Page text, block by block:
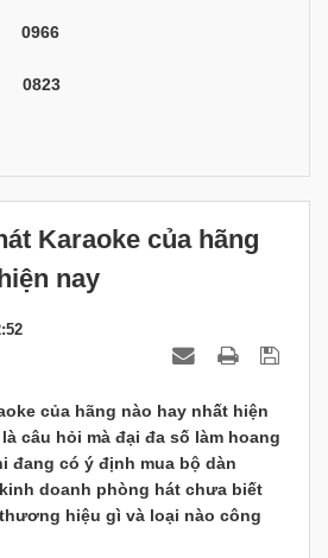
Karaoke của hãng
nay
của hãng nào hay nhất hiện
câu hỏi mà đại đa số làm hoang
đang có ý định mua bộ dàn
doanh phòng hát chưa biết
hiệu gì và loại nào công